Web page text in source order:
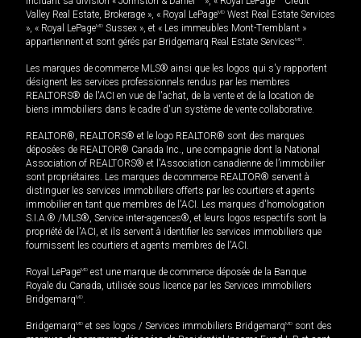
Valley Real Estate, Brokerage », « Royal LePageMD West Real Estate Services
», « Royal LePageMD Sussex », et « Les immeubles Mont-Tremblant »
appartiennent et sont gérés par Bridgemarq Real Estate ServicesMD.
Les marques de commerce MLS® ainsi que les logos qui s'y rapportent
désignent les services professionnels rendus par les membres
REALTORS® de l'ACI en vue de l'achat, de la vente et de la location de
biens immobiliers dans le cadre d'un système de vente collaborative.
REALTOR®, REALTORS® et le logo REALTOR® sont des marques
déposées de REALTOR® Canada Inc., une compagnie dont la National
Association of REALTORS® et l'Association canadienne de l’immobilier
sont propriétaires. Les marques de commerce REALTOR® servent à
distinguer les services immobiliers offerts par les courtiers et agents
immobilier en tant que membres de l'ACI. Les marques d'homologation
S.I.A.® /MLS®, Service inter-agences®, et leurs logos respectifs sont la
propriété de l'ACI, et ils servent à identifier les services immobiliers que
fournissent les courtiers et agents membres de l'ACI.
Royal LePageMD est une marque de commerce déposée de la Banque
Royale du Canada, utilisée sous licence par les Services immobiliers
BridgemarqMD.
BridgemarqMD et ses logos / Services immobiliers BridgemarqMD sont des